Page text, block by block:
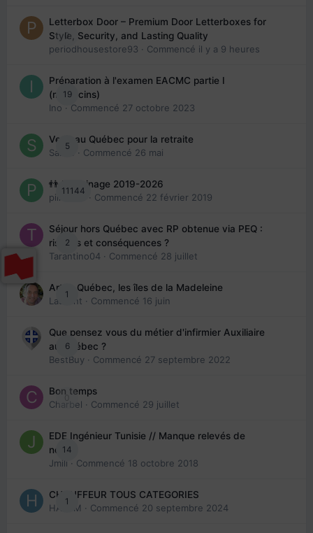
0
Letterbox Door – Premium Door Letterboxes for
Style, Security, and Lasting Quality
periodhousestore93 · Commencé il y a 9 heures
19
Préparation à l'examen EACMC partie I
(médecins)
Ino · Commencé 27 octobre 2023
5
Venir au Québec pour la retraite
Sab74
· Commencé 26 mai
11144
👬 Parrainage 2019-2026
piinoush · Commencé 22 février 2019
2
Séjour hors Québec avec RP obtenue via PEQ :
risques et conséquences ?
Tarantino04 · Commencé 28 juillet
1
Arte : Québec, les îles de la Madeleine
Laurent · Commencé 16 juin
6
Que pensez vous du métier d'infirmier Auxiliaire
au Québec ?
BestBuy · Commencé 27 septembre 2022
0
Bon temps
Charbel · Commencé 29 juillet
14
EDE Ingénieur Tunisie // Manque relevés de
note
Jmili · Commencé 18 octobre 2018
1
CHAUFFEUR TOUS CATEGORIES
HAZEM · Commencé 20 septembre 2024